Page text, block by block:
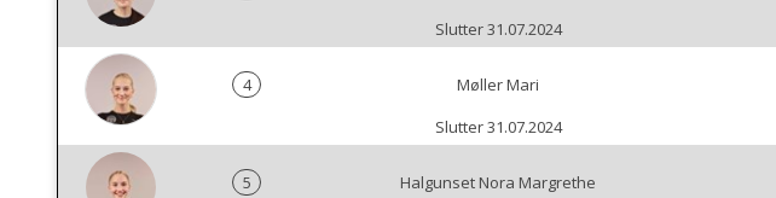
Slutter 31.07.2024
4
Møller Mari
Slutter 31.07.2024
5
Halgunset Nora Margrethe